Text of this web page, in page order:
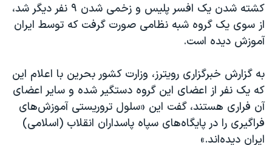
دادگاه حمید نوری
چهل سال گروگان‌گیری
قانون شفافیت دارائی کادر رهبری ایران
اعتراضات مردمی آبان ۹۸
اسرائیل در جنگ
نرگس محمدی برنده جایزه نوبل صلح
کشته شدن یک افسر پلیس و زخمی شدن ۹ نفر دیگر شد،
از سوی یک گروه شبه نظامی صورت گرفت که توسط ایران
آموزش دیده است.
به گزارش خبرگزاری رویترز، وزارت کشور بحرین با اعلام این
که یک نفر از اعضای این گروه دستگیر شده و سایر اعضای
آن فراری هستند، گفت این «سلول تروریستی آموزش‌های
فراگیری را در پایگاه‌های سپاه پاسداران انقلاب (اسلامی)
ایران دیده‌اند.»